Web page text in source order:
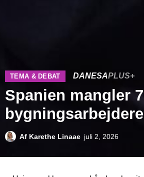
TEMA & DEBAT DANESAPLUS+
Spanien mangler
bygningsarbejdere
Af Karethe Linaae juli 2, 2026